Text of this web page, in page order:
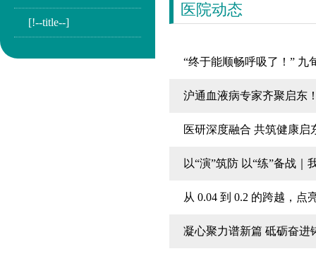
[!--title--]
医院动态
“终于能顺畅呼吸了！”
沪通血液病专家齐聚启东
医研深度融合 共筑健康
以“演”筑防 以“练”备战
从 0.04 到 0.2 的跨越，
凝心聚力谱新篇 砥砺奋